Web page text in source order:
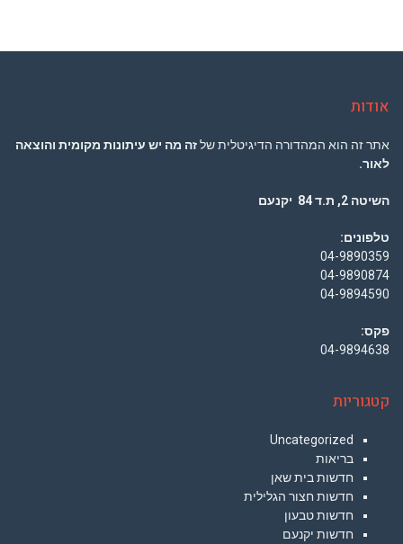
אודות
אתר זה הוא המהדורה הדיגיטלית שלזה מה יש עיתונות מקומית והוצאה
לאור.
השיטה 2, ת.ד 84 יקנעם
טלפונים:
04-9890359
04-9890874
04-9894590
פקס:
04-9894638
קטגוריות
Uncategorized
בריאות
חדשות בית שאן
חדשות חצור הגלילית
חדשות טבעון
חדשות יקנעם